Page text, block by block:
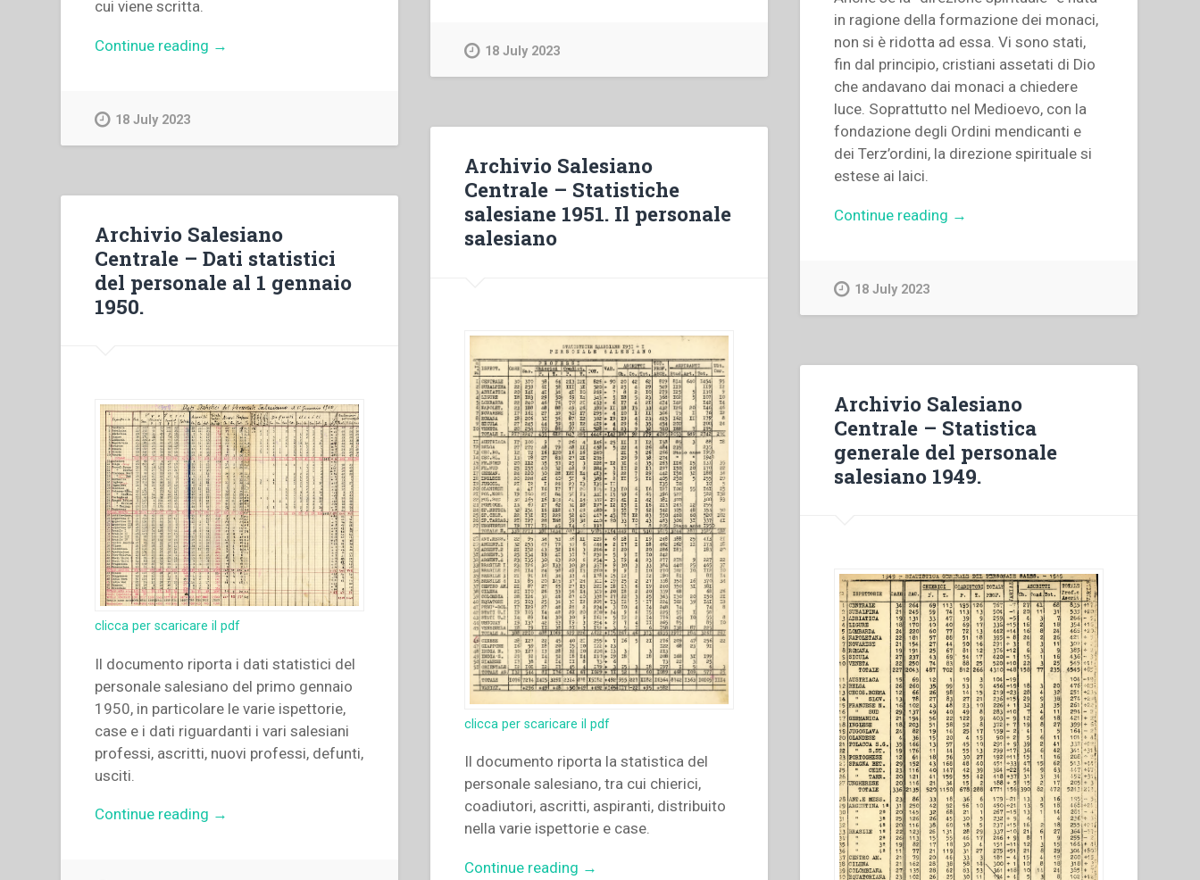
cui viene scritta.
Continue reading “Juan
nella
carità».
La
preghiera
di
sua
comunità”
in
“Quaderni
di
spiritualità
salesiana.
Nuova
serie-
5””
→
18 July 2023
di
spiritualità
salesiana
2.”
18 July 2023
in ragione della formazione dei monaci,
non si è ridotta ad essa. Vi sono stati,
fin dal principio, cristiani assetati di Dio
che andavano dai monaci a chiedere
luce. Soprattutto nel Medioevo, con la
fondazione degli Ordini mendicanti e
dei Terz’ordini, la direzione spirituale si
estese ai laici.
Continue reading “Aldo
Picca,Morand
Wirth,Octavio
R.
Balderas,Rafael
Vicent
–
formazione
e
spiritualità”
→
18 July 2023
Archivio Salesiano
Centrale – Statistiche
salesiane 1951. Il personale
salesiano
clicca per scaricare il pdf
Il documento riporta la statistica del
personale salesiano, tra cui chierici,
coadiutori, ascritti, aspiranti, distribuito
nella varie ispettorie e case.
Continue reading “Archivio
→
Archivio Salesiano
Centrale – Dati statistici
del personale al 1 gennaio
1950.
clicca per scaricare il pdf
Il documento riporta i dati statistici del
personale salesiano del primo gennaio
1950, in particolare le varie ispettorie,
case e i dati riguardanti i vari salesiani
professi, ascritti, nuovi professi, defunti,
usciti.
Continue reading “Archivio
→
Archivio Salesiano
Centrale – Statistica
generale del personale
salesiano 1949.